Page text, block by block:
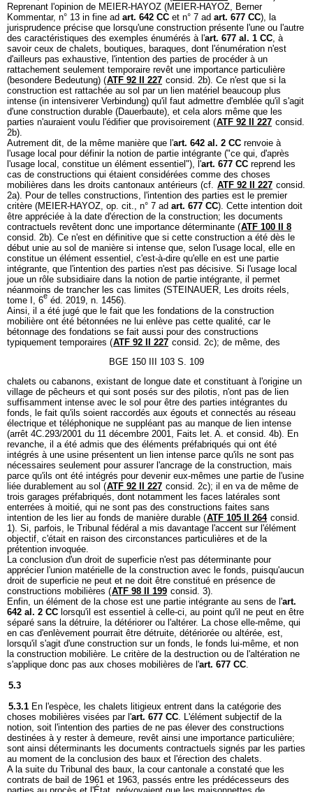
Reprenant l'opinion de MEIER-HAYOZ (MEIER-HAYOZ, Berner
Kommentar, n° 13 in fine ad art. 642 CC et n° 7 ad art. 677 CC), la
jurisprudence précise que lorsqu'une construction présente l'une ou l'autre
des caractéristiques des exemples énumérés à l'art. 677 al. 1 CC, à
savoir ceux de chalets, boutiques, baraques, dont l'énumération n'est
d'ailleurs pas exhaustive, l'intention des parties de procéder à un
rattachement seulement temporaire revêt une importance particulière
(besondere Bedeutung) (ATF 92 II 227 consid. 2b). Ce n'est que si la
construction est rattachée au sol par un lien matériel beaucoup plus
intense (in intensiverer Verbindung) qu'il faut admettre d'emblée qu'il s'agit
d'une construction durable (Dauerbaute), et cela alors même que les
parties n'auraient voulu l'édifier que provisoirement (ATF 92 II 227 consid.
2b).
Autrement dit, de la même manière que l'art. 642 al. 2 CC renvoie à
l'usage local pour définir la notion de partie intégrante ("ce qui, d'après
l'usage local, constitue un élément essentiel"), l'art. 677 CC reprend les
cas de constructions qui étaient considérées comme des choses
mobilières dans les droits cantonaux antérieurs (cf. ATF 92 II 227 consid.
2a). Pour de telles constructions, l'intention des parties est le premier
critère (MEIER-HAYOZ, op. cit., n° 7 ad art. 677 CC). Cette intention doit
être appréciée à la date d'érection de la construction; les documents
contractuels revêtent donc une importance déterminante (ATF 100 II 8
consid. 2b). Ce n'est en définitive que si cette construction a été dès le
début unie au sol de manière si intense que, selon l'usage local, elle en
constitue un élément essentiel, c'est-à-dire qu'elle en est une partie
intégrante, que l'intention des parties n'est pas décisive. Si l'usage local
joue un rôle subsidiaire dans la notion de partie intégrante, il permet
néanmoins de trancher les cas limites (STEINAUER, Les droits réels,
tome I, 6e éd. 2019, n. 1456).
Ainsi, il a été jugé que le fait que les fondations de la construction
mobilière ont été bétonnées ne lui enlève pas cette qualité, car le
bétonnage des fondations se fait aussi pour des constructions
typiquement temporaires (ATF 92 II 227 consid. 2c); de même, des
BGE 150 III 103 S. 109
chalets ou cabanons, existant de longue date et constituant à l'origine un
village de pêcheurs et qui sont posés sur des pilotis, n'ont pas de lien
suffisamment intense avec le sol pour être des parties intégrantes du
fonds, le fait qu'ils soient raccordés aux égouts et connectés au réseau
électrique et téléphonique ne suppléant pas au manque de lien intense
(arrêt 4C.293/2001 du 11 décembre 2001, Faits let. A. et consid. 4b). En
revanche, il a été admis que des éléments préfabriqués qui ont été
intégrés à une usine présentent un lien intense parce qu'ils ne sont pas
nécessaires seulement pour assurer l'ancrage de la construction, mais
parce qu'ils ont été intégrés pour devenir eux-mêmes une partie de l'usine
liée durablement au sol (ATF 92 II 227 consid. 2c); il en va de même de
trois garages préfabriqués, dont notamment les faces latérales sont
enterrées à moitié, qui ne sont pas des constructions faites sans
intention de les lier au fonds de manière durable (ATF 105 II 264 consid.
1). Si, parfois, le Tribunal fédéral a mis davantage l'accent sur l'élément
objectif, c'était en raison des circonstances particulières et de la
prétention invoquée.
La conclusion d'un droit de superficie n'est pas déterminante pour
apprécier l'union matérielle de la construction avec le fonds, puisqu'aucun
droit de superficie ne peut et ne doit être constitué en présence de
constructions mobilières (ATF 98 II 199 consid. 3).
Enfin, un élément de la chose est une partie intégrante au sens de l'art.
642 al. 2 CC lorsqu'il est essentiel à celle-ci, au point qu'il ne peut en être
séparé sans la détruire, la détériorer ou l'altérer. La chose elle-même, qui
en cas d'enlèvement pourrait être détruite, détériorée ou altérée, est,
lorsqu'il s'agit d'une construction sur un fonds, le fonds lui-même, et non
la construction mobilière. Le critère de la destruction ou de l'altération ne
s'applique donc pas aux choses mobilières de l'art. 677 CC.
5.3
5.3.1 En l'espèce, les chalets litigieux entrent dans la catégorie des
choses mobilières visées par l'art. 677 CC. L'élément subjectif de la
notion, soit l'intention des parties de ne pas élever des constructions
destinées à y rester à demeure, revêt ainsi une importance particulière;
sont ainsi déterminants les documents contractuels signés par les parties
au moment de la conclusion des baux et l'érection des chalets.
A la suite du Tribunal des baux, la cour cantonale a constaté que les
contrats de bail de 1961 et 1963, passés entre les prédécesseurs des